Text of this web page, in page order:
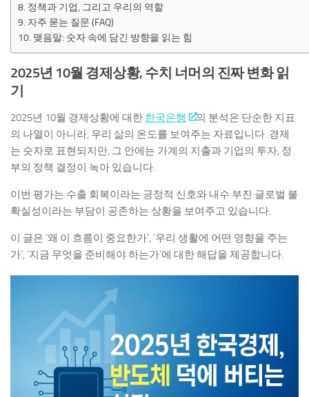
정책과 기업, 그리고 우리의 역할
자주 묻는 질문 (FAQ)
맺음말: 숫자 속에 담긴 방향을 읽는 힘
2025년 10월 경제상황, 수치 너머의 진짜 변화 읽
기
2025년 10월 경제상황에 대한 한국은행
의 분석은 단순한 지표
의 나열이 아니라, 우리 삶의 온도를 보여주는 자료입니다. 경제
는 숫자로 표현되지만, 그 안에는 가계의 지출과 기업의 투자, 정
부의 정책 결정이 녹아 있습니다.
이번 평가는 수출 회복이라는 긍정적 신호와 내수 부진·글로벌 불
확실성이라는 부담이 공존하는 상황을 보여주고 있습니다.
이 글은 ‘왜 이 흐름이 중요한가’, ‘우리 생활에 어떤 영향을 주는
가’, ‘지금 무엇을 준비해야 하는가’에 대한 해답을 제공합니다.